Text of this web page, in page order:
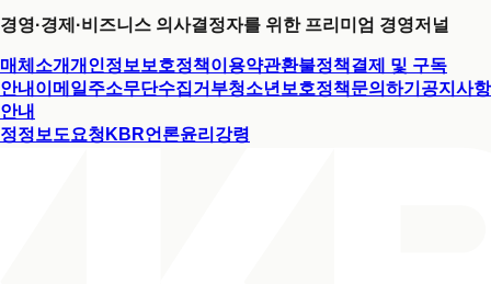
경영·경제·비즈니스 의사결정자를 위한 프리미엄 경영저널
매체소개개인정보보호정책이용약관환불정책결제 및 구독
안내 이메일주소무단수집거부청소년보호정책문의하기 공지사항
안내
정정보도요청 KBR언론윤리강령